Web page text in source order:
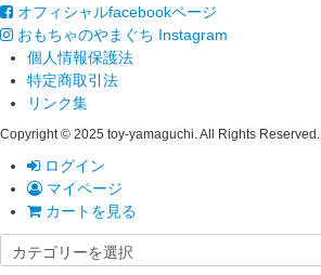
オフィシャルfacebookページ
おもちゃのやまぐち Instagram
個人情報保護法
特定商取引法
リンク集
Copyright © 2025 toy-yamaguchi. All Rights Reserved.
ログイン
マイページ
カートを見る